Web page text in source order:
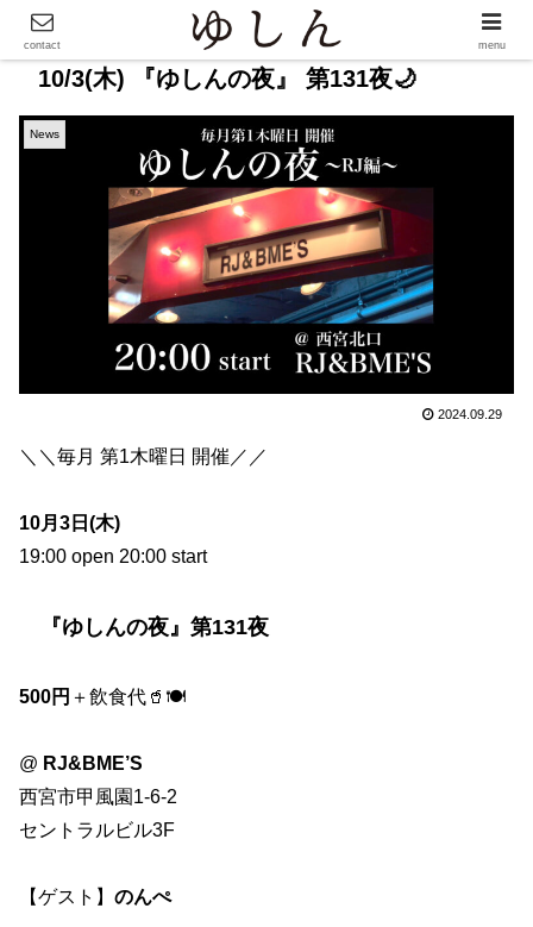
10/3(木) 『ゆしんの夜』 第131夜🌙
News
2024.09.29
＼＼毎月 第1木曜日 開催／／
10月3日(木)
19:00 open 20:00 start
『ゆしんの夜』第131夜
500円 ＋飲食代🥤🍽️
@ RJ&BME’S
西宮市甲風園1-6-2
セントラルビル3F
【ゲスト】 のんぺ
contact menu